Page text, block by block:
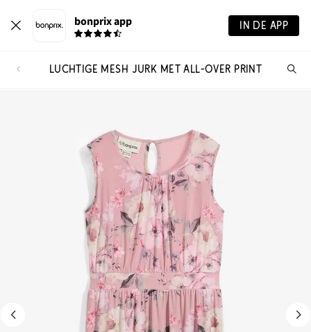
bonprix app IN DE APP
LUCHTIGE MESH JURK MET ALL-OVER PRINT